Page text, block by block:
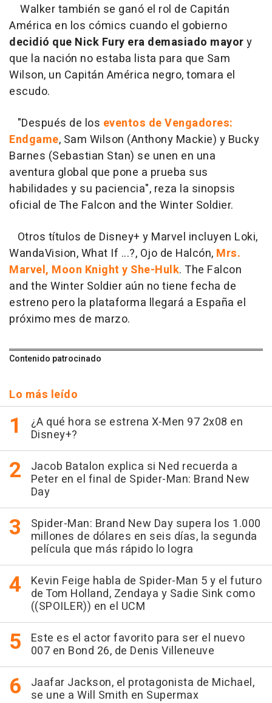
Walker también se ganó el rol de Capitán
América en los cómics cuando el gobierno
decidió que Nick Fury era demasiado mayory
que la nación no estaba lista para que Sam
Wilson, un Capitán América negro, tomara el
escudo.
"Después de los eventos de Vengadores:
Endgame, Sam Wilson (Anthony Mackie) y Bucky
Barnes (Sebastian Stan) se unen en una
aventura global que pone a prueba sus
habilidades y su paciencia", reza la sinopsis
oficial de The Falcon and the Winter Soldier.
Otros títulos de Disney+ y Marvel incluyen Loki,
WandaVision, What If ...?, Ojo de Halcón, Mrs.
Marvel, Moon Knight y She-Hulk. The Falcon
and the Winter Soldier aún no tiene fecha de
estreno pero la plataforma llegará a España el
próximo mes de marzo.
Contenido patrocinado
Lo más leído
¿A qué hora se estrena X-Men 97 2x08 en
Disney+?
Jacob Batalon explica si Ned recuerda a
Peter en el final de Spider-Man: Brand New
Day
Spider-Man: Brand New Day supera los 1.000
millones de dólares en seis días, la segunda
película que más rápido lo logra
Kevin Feige habla de Spider-Man 5 y el futuro
de Tom Holland, Zendaya y Sadie Sink como
((SPOILER)) en el UCM
Este es el actor favorito para ser el nuevo
007 en Bond 26, de Denis Villeneuve
Jaafar Jackson, el protagonista de Michael,
se une a Will Smith en Supermax